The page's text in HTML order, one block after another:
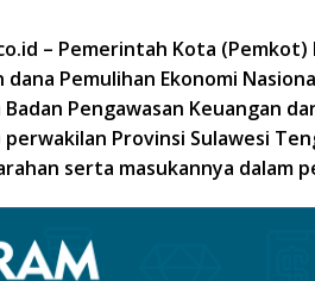
– Pemerintah Kota
Pemulihan Ekonomi
Pengawasan Keuangan
perwakilan Provinsi Sulawesi
serta masukannya dalam